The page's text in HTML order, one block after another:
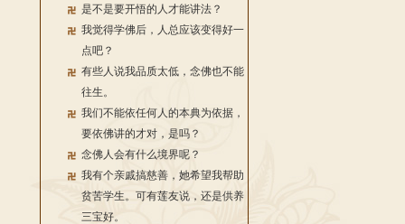
是不是要开悟的人才能讲法？
我觉得学佛后，人总应该变得好一
点吧？
有些人说我品质太低，念佛也不能
往生。
我们不能依任何人的本典为依据，
要依佛讲的才对，是吗？
念佛人会有什么境界呢？
我有个亲戚搞慈善，她希望我帮助
贫苦学生。可有莲友说，还是供养
三宝好。